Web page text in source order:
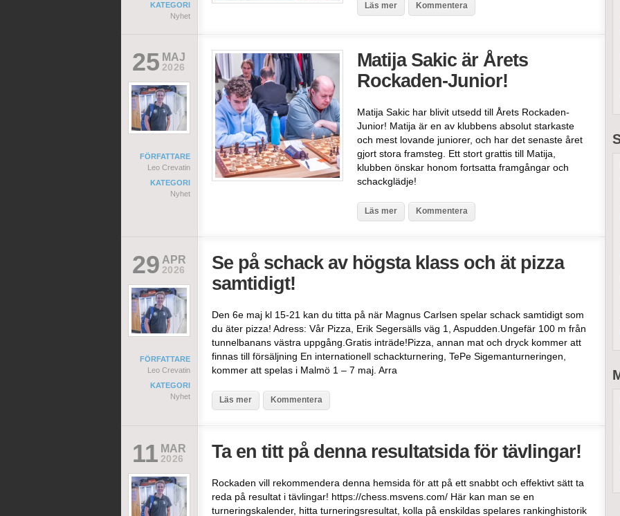
KATEGORI
Nyhet
Läs mer Kommentera
25 MAJ
2026
FÖRFATTARE
Leo Crevatin
KATEGORI
Nyhet
Matija Sakic är Årets
Rockaden-Junior!
Matija Sakic har blivit utsedd till Årets Rockaden-
Junior! Matija är en av klubbens absolut starkaste
och mest lovande juniorer, och har det senaste året
gjort stora framsteg. Ett stort grattis till Matija,
klubben önskar honom fortsatta framgångar och
schackglädje!
Läs mer Kommentera
29 APR
2026
FÖRFATTARE
Leo Crevatin
KATEGORI
Nyhet
Se på schack av högsta klass och ät pizza
samtidigt!
Den 6e maj kl 15-21 kan du titta på när Magnus Carlsen spelar schack samtidigt som
du äter pizza! Adress: Vår Pizza, Erik Segersälls väg 1, Aspudden.Ungefär 100 m från
tunnelbanans västra uppgång.Gratis inträde!Pizza, annan mat och dryck kommer att
finnas till försäljning En internationell schackturnering, TePe Sigemanturneringen,
kommer att spelas i Malmö 1 – 7 maj. Arra
Läs mer Kommentera
11 MAR
2026 Ta en titt på denna resultatsida för tävlingar!
Rockaden vill rekommendera denna hemsida för att på ett snabbt och effektivt sätt ta
reda på resultat i tävlingar! https://chess.msvens.com/ Här kan man se en
turneringskalender, hitta turneringsresultat, kolla på enskildas spelares rankinghistorik